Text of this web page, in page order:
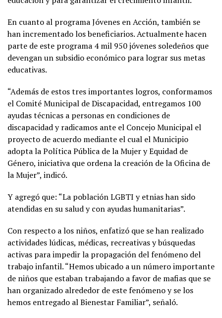
En cuanto al programa Jóvenes en Acción, también se
han incrementado los beneficiarios. Actualmente hacen
parte de este programa 4 mil 950 jóvenes soledeños que
devengan un subsidio económico para lograr sus metas
educativas.
“Además de estos tres importantes logros, conformamos
el Comité Municipal de Discapacidad, entregamos 100
ayudas técnicas a personas en condiciones de
discapacidad y radicamos ante el Concejo Municipal el
proyecto de acuerdo mediante el cual el Municipio
adopta la Política Pública de la Mujer y Equidad de
Género, iniciativa que ordena la creación de la Oficina de
la Mujer”, indicó.
Y agregó que: “La población LGBTI y etnias han sido
atendidas en su salud y con ayudas humanitarias”.
Con respecto a los niños, enfatizó que se han realizado
actividades lúdicas, médicas, recreativas y búsquedas
activas para impedir la propagación del fenómeno del
trabajo infantil. “Hemos ubicado a un número importante
de niños que estaban trabajando a favor de mafias que se
han organizado alrededor de este fenómeno y se los
hemos entregado al Bienestar Familiar”, señaló.